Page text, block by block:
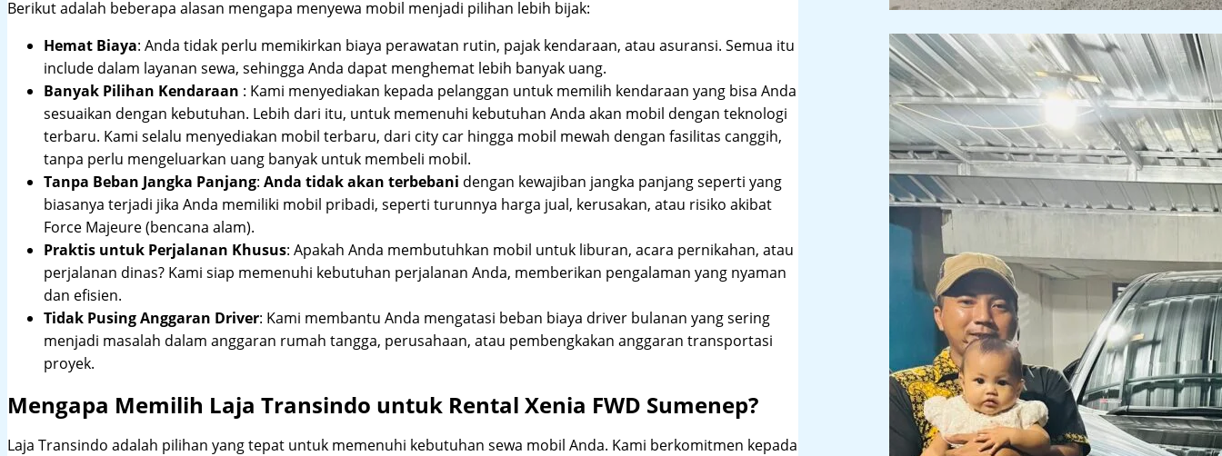
Berikut adalah beberapa alasan mengapa menyewa mobil menjadi pilihan lebih bijak:
Hemat Biaya: Anda tidak perlu memikirkan biaya perawatan rutin, pajak kendaraan, atau asuransi. Semua itu
include dalam layanan sewa, sehingga Anda dapat menghemat lebih banyak uang.
Banyak Pilihan Kendaraan : Kami menyediakan kepada pelanggan untuk memilih kendaraan yang bisa Anda
sesuaikan dengan kebutuhan. Lebih dari itu, untuk memenuhi kebutuhan Anda akan mobil dengan teknologi
terbaru. Kami selalu menyediakan mobil terbaru, dari city car hingga mobil mewah dengan fasilitas canggih,
tanpa perlu mengeluarkan uang banyak untuk membeli mobil.
Tanpa Beban Jangka Panjang: Anda tidak akan terbebani dengan kewajiban jangka panjang seperti yang
biasanya terjadi jika Anda memiliki mobil pribadi, seperti turunnya harga jual, kerusakan, atau risiko akibat
Force Majeure (bencana alam).
Praktis untuk Perjalanan Khusus: Apakah Anda membutuhkan mobil untuk liburan, acara pernikahan, atau
perjalanan dinas? Kami siap memenuhi kebutuhan perjalanan Anda, memberikan pengalaman yang nyaman
dan efisien.
Tidak Pusing Anggaran Driver: Kami membantu Anda mengatasi beban biaya driver bulanan yang sering
menjadi masalah dalam anggaran rumah tangga, perusahaan, atau pembengkakan anggaran transportasi
proyek.
Mengapa Memilih Laja Transindo untuk Rental Xenia FWD Sumenep?
Laja Transindo adalah pilihan yang tepat untuk memenuhi kebutuhan sewa mobil Anda. Kami berkomitmen kepada